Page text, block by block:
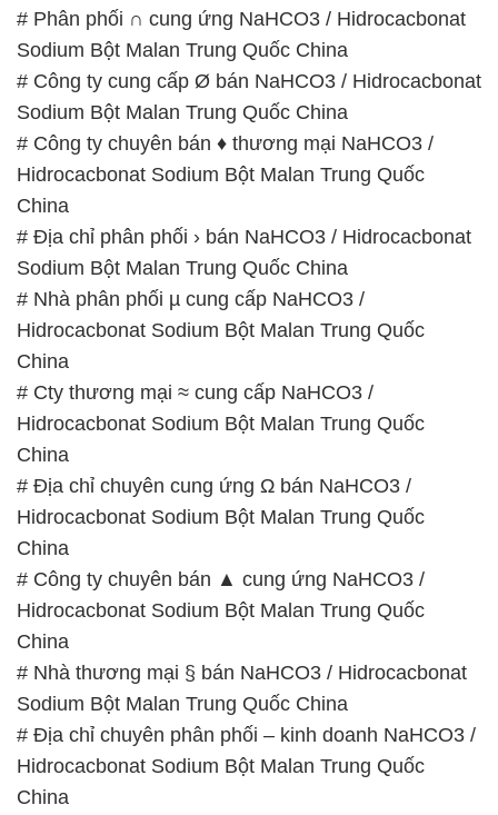
# Phân phối ∩ cung ứng NaHCO3 / Hidrocacbonat
Sodium Bột Malan Trung Quốc China
# Công ty cung cấp Ø bán NaHCO3 / Hidrocacbonat
Sodium Bột Malan Trung Quốc China
# Công ty chuyên bán ♦ thương mại NaHCO3 /
Hidrocacbonat Sodium Bột Malan Trung Quốc
China
# Địa chỉ phân phối › bán NaHCO3 / Hidrocacbonat
Sodium Bột Malan Trung Quốc China
# Nhà phân phối µ cung cấp NaHCO3 /
Hidrocacbonat Sodium Bột Malan Trung Quốc
China
# Cty thương mại ≈ cung cấp NaHCO3 /
Hidrocacbonat Sodium Bột Malan Trung Quốc
China
# Địa chỉ chuyên cung ứng Ω bán NaHCO3 /
Hidrocacbonat Sodium Bột Malan Trung Quốc
China
# Công ty chuyên bán ▲ cung ứng NaHCO3 /
Hidrocacbonat Sodium Bột Malan Trung Quốc
China
# Nhà thương mại § bán NaHCO3 / Hidrocacbonat
Sodium Bột Malan Trung Quốc China
# Địa chỉ chuyên phân phối – kinh doanh NaHCO3 /
Hidrocacbonat Sodium Bột Malan Trung Quốc
China